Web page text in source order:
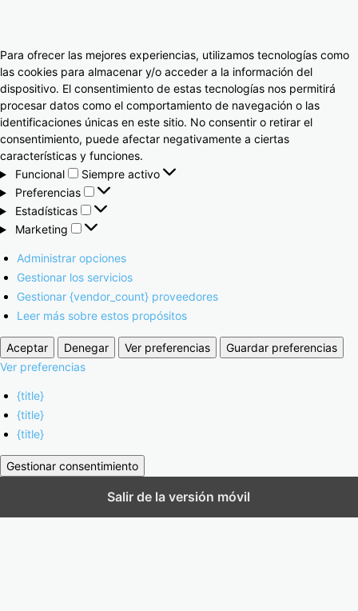
Para ofrecer las mejores experiencias, utilizamos tecnologías como
las cookies para almacenar y/o acceder a la información del
dispositivo. El consentimiento de estas tecnologías nos permitirá
procesar datos como el comportamiento de navegación o las
identificaciones únicas en este sitio. No consentir o retirar el
consentimiento, puede afectar negativamente a ciertas
características y funciones.
Funcional
Siempre activo
Preferencias
Estadísticas
Marketing
Administrar opciones
Gestionar los servicios
Gestionar {vendor_count} proveedores
Leer más sobre estos propósitos
Aceptar Denegar Ver preferencias
Guardar preferencias
Ver preferencias
{title}
{title}
{title}
Gestionar consentimiento
Salir de la versión móvil